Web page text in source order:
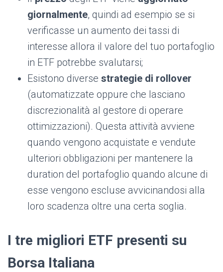
giornalmente, quindi ad esempio se si
verificasse un aumento dei tassi di
interesse allora il valore del tuo portafoglio
in ETF potrebbe svalutarsi;
Esistono diverse strategie di rollover
(automatizzate oppure che lasciano
discrezionalità al gestore di operare
ottimizzazioni). Questa attività avviene
quando vengono acquistate e vendute
ulteriori obbligazioni per mantenere la
duration del portafoglio quando alcune di
esse vengono escluse avvicinandosi alla
loro scadenza oltre una certa soglia.
I tre migliori ETF presenti su
Borsa Italiana